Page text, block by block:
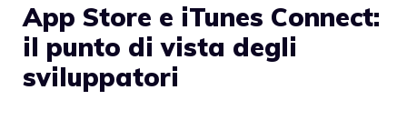
App Store e iTunes Connect:
il punto di vista degli
sviluppatori